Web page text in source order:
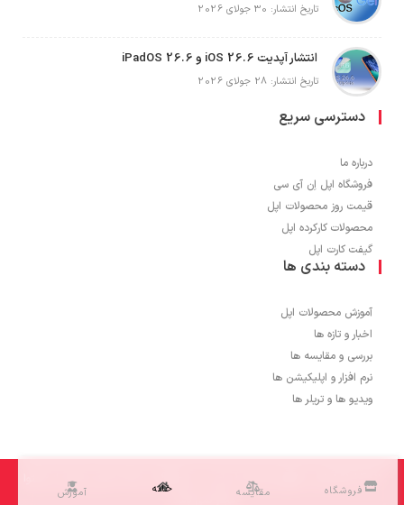
آموزش خانه مقایسه فروشگاه
تاریخ انتشار: 30 جولای 2026
انتشار آپدیت iOS 26.6 و iPadOS 26.6
تاریخ انتشار: 28 جولای 2026
دسترسی سریع
درباره ما
فروشگاه اپل اِن آی سی
قیمت روز محصولات اپل
محصولات کارکرده اپل
گیفت کارت اپل
دسته بندی ها
آموزش محصولات اپل
اخبار و تازه ها
بررسی و مقایسه ها
نرم افزار و اپلیکیشن ها
ویدیو ها و تریلر ها
1403 © تمامی حقوق برای اپل اِن آی سی محفوظ می باشد و کپی برداری از محتوا